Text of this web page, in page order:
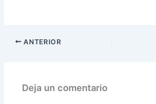
ANTERIOR
Deja un comentario